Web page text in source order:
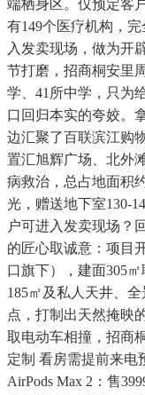
端栖身区。仅预定客
有149个医疗机构，
入发卖现场，做为开
节打磨，招商桐安里
学、41所中学，只为
口回归本实的夸姣。
边汇聚了百联滨江购
置汇旭辉广场、北外
病救治，总占地面积
光，赠送地下室130-
户可进入发卖现场？
的匠心取诚意：项目
口旗下），建面305
185㎡及私人天井、
点，打制出天然掩映
取电动车相撞，招商
定制 看房需提前来电
AirPods Max 2：售